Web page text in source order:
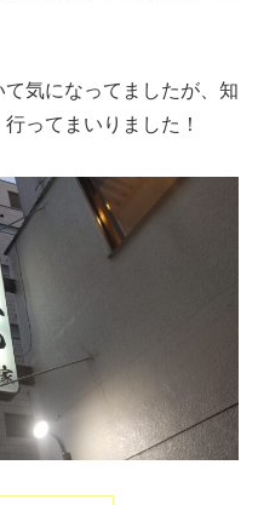
気になってましたが、知
ってまいりました！